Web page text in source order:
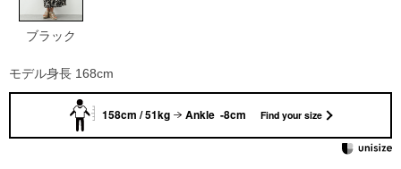
ブラック
モデル身長 168cm
158cm / 51kg Ankle -8cm Find your size